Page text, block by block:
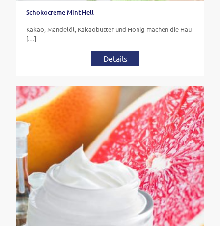
Schokocreme Mint Hell
Kakao, Mandelöl, Kakaobutter und Honig machen die Hau
[…]
Details